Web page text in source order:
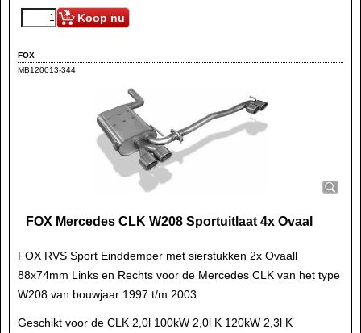
Koop nu
FOX
MB120013-344
FOX Mercedes CLK W208 Sportuitlaat 4x Ovaal
FOX RVS Sport Einddemper met sierstukken 2x Ovaall
88x74mm Links en Rechts voor de Mercedes CLK van het type
W208 van bouwjaar 1997 t/m 2003.
Geschikt voor de CLK 2,0l 100kW 2,0l K 120kW 2,3l K